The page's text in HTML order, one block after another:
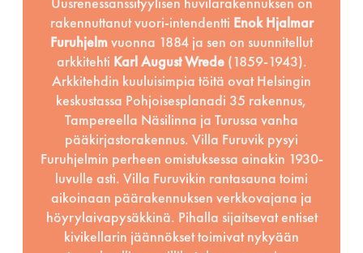
rakennuttanut vuori-intendentti Enok Hjalmar
Furuhjelmvuonna 1884 ja sen on suunnitellut
arkkitehti Karl August Wrede(1859-1943).
Arkkitehdin kuuluisimpia töitä ovat Helsingin
keskustassa Pohjoisesplanadi 35 rakennus,
Tampereella Näsilinna ja Turussa vanha
pääkirjastorakennus. Villa Furuvik pysyi
Furuhjelmin perheen omistuksessa ainakin 1930-
luvulle asti. Villa Furuvikin rantasauna toimi
aikoinaan päärakennuksen verkkovajana ja
höyrylaivapysäkkinä. Pihalla sijaitsevat entiset
kivikellarin jäännökset toimivat nykyään